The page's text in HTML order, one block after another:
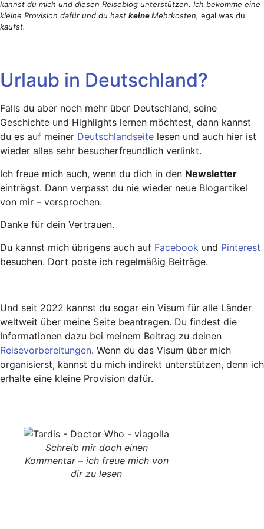
kannst du mich und diesen Reiseblog unterstützen. Ich bekomme eine
kleine Provision dafür und du hast keineMehrkosten, egal was du
kaufst.
Urlaub in Deutschland?
Falls du aber noch mehr über Deutschland, seine
Geschichte und Highlights lernen möchtest, dann kannst
du es auf meiner Deutschlandseite lesen und auch hier ist
wieder alles sehr besucherfreundlich verlinkt.
Ich freue mich auch, wenn du dich in den Newsletter
einträgst. Dann verpasst du nie wieder neue Blogartikel
von mir – versprochen.
Danke für dein Vertrauen.
Du kannst mich übrigens auch auf Facebook und Pinterest
besuchen. Dort poste ich regelmäßig Beiträge.
Und seit 2022 kannst du sogar ein Visum für alle Länder
weltweit über meine Seite beantragen. Du findest die
Informationen dazu bei meinem Beitrag zu deinen
Reisevorbereitungen. Wenn du das Visum über mich
organisierst, kannst du mich indirekt unterstützen, denn ich
erhalte eine kleine Provision dafür.
Schreib mir doch einen
Kommentar – ich freue mich von
dir zu lesen